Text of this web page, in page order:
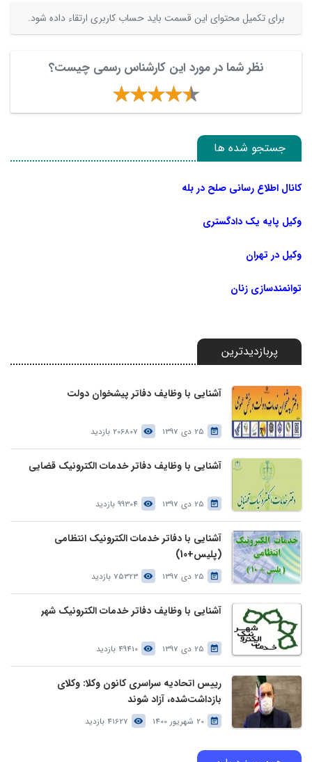
برای تکمیل محتوای این قسمت باید حساب کاربری ارتقاء داده شود.
نظر شما در مورد این کارشناس رسمی چیست؟
جستجو شده ها
کانال اطلاع رسانی صلح در بله
وکیل پایه یک دادگستری
وکیل در تهران
توانمندسازی زنان
پربازدیدترین
آشنایی با وظایف دفاتر پیشخوان دولت
25 دی 1397 206807 بازدید
آشنایی با وظایف دفاتر خدمات الکترونیک قضایی
25 دی 1397 99304 بازدید
آشنایی با دفاتر خدمات الکترونیک انتظامی
(پلیس+10)
25 دی 1397 75323 بازدید
آشنایی با وظایف دفاتر خدمات الکترونیک شهر
25 دی 1397 49410 بازدید
رییس اتحادیه سراسری کانون وکلا: وکلای
بازداشت‌شده، آزاد شوند
20 شهریور 1400 41627 بازدید